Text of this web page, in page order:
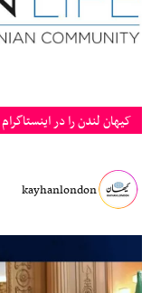
کیهان لندن را در
kayhanlondon